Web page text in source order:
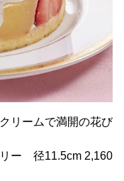
リームで満開の花び
リー 径11.5cm 2,160